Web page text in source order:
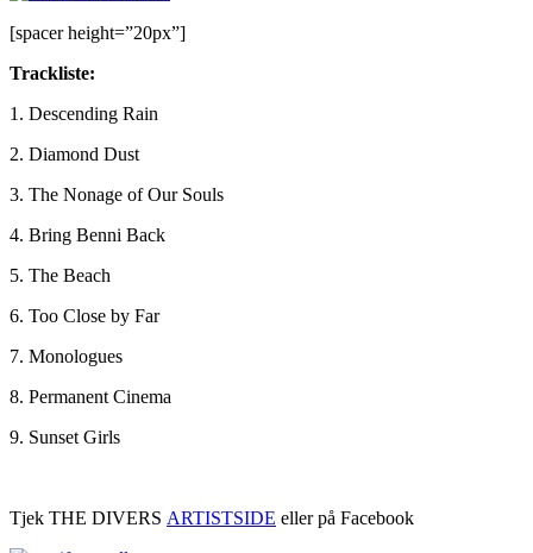
[spacer height=”20px”]
Trackliste:
1. Descending Rain
2. Diamond Dust
3. The Nonage of Our Souls
4. Bring Benni Back
5. The Beach
6. Too Close by Far
7. Monologues
8. Permanent Cinema
9. Sunset Girls
Tjek THE DIVERS ARTISTSIDE eller på Facebook